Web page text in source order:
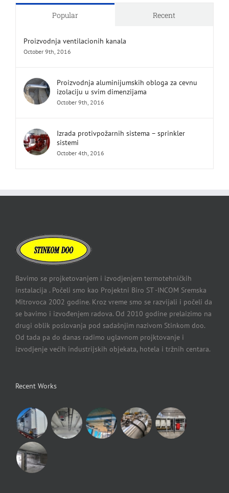
Popular Recent
Proizvodnja ventilacionih kanala
October 9th, 2016
Proizvodnja aluminijumskih obloga za cevnu
izolaciju u svim dimenzijama
October 9th, 2016
Izrada protivpožarnih sistema – sprinkler
sistemi
October 4th, 2016
Bavimo se projketovanjem i izvodjenjem termotehničkih
instalacija . Počeli smo kao Projektni Biro ST -INCOM Sremska
Mitrovoca 2002 godine. Kroz vreme smo se razvijali i počeli da
se bavimo i izvođenjem radova. Od 2010 godine prelaizimo na
drugi oblik poslovanja pod sadašnjim nazivom Stinkom doo.
Od tada pa do danas radimo uglavnom projktovanje i
izvodjenje većih industrijskih objekata, hotela i tržnih centara.
Recent Works